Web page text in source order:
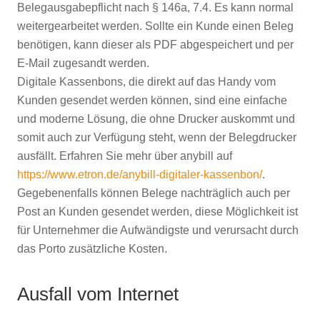
Belegausgabepflicht nach § 146a, 7.4. Es kann normal
weitergearbeitet werden. Sollte ein Kunde einen Beleg
benötigen, kann dieser als PDF abgespeichert und per
E-Mail zugesandt werden.
Digitale Kassenbons, die direkt auf das Handy vom
Kunden gesendet werden können, sind eine einfache
und moderne Lösung, die ohne Drucker auskommt und
somit auch zur Verfügung steht, wenn der Belegdrucker
ausfällt. Erfahren Sie mehr über anybill auf
https://www.etron.de/anybill-digitaler-kassenbon/.
Gegebenenfalls können Belege nachträglich auch per
Post an Kunden gesendet werden, diese Möglichkeit ist
für Unternehmer die Aufwändigste und verursacht durch
das Porto zusätzliche Kosten.
Ausfall vom Internet